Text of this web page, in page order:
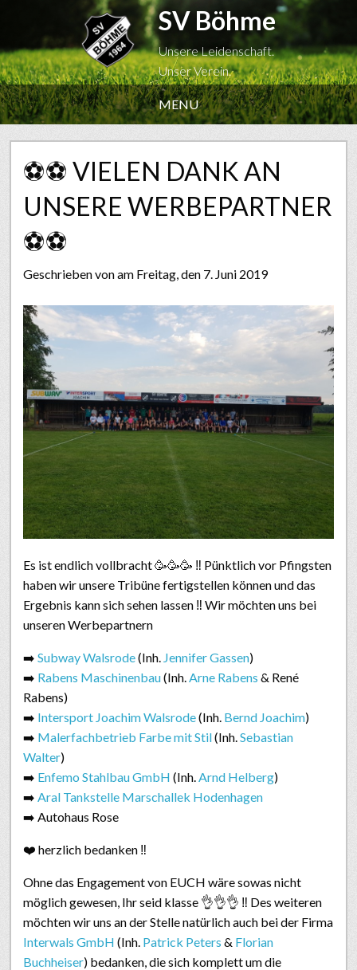
SV Böhme
Unsere Leidenschaft.
Unser Verein.
MENU
⚽️⚽️ VIELEN DANK AN
UNSERE WERBEPARTNER
⚽️⚽️
Geschrieben vonam Freitag, den 7. Juni 2019
Es ist endlich vollbracht🥳🥳🥳 ‼️ Pünktlich vor Pfingsten
haben wir unsere Tribüne fertigstellen können und das
Ergebnis kann sich sehen lassen ‼️ Wir möchten uns bei
unseren Werbepartnern
➡️ Subway Walsrode​ (Inh. Jennifer Gassen​)
➡️ Rabens Maschinenbau(Inh. Arne Rabens & René
Rabens)
➡️ Intersport Joachim Walsrode​ (Inh. Bernd Joachim​)
➡️ Malerfachbetrieb Farbe mit Stil​ (Inh. Sebastian
Walter)
➡️ Enfemo Stahlbau GmbH (Inh. Arnd Helberg)
➡️ Aral Tankstelle Marschallek Hodenhagen
➡️ Autohaus Rose
❤️ herzlich bedanken ‼️
Ohne das Engagement von EUCH wäre sowas nicht
möglich gewesen, Ihr seid klasse 👌👌👌 ‼️ Des weiteren
möchten wir uns an der Stelle natürlich auch bei der Firma
Interwals GmbH (Inh. Patrick Peters ​ & Florian
Buchheiser​) bedanken, die sich komplett um die